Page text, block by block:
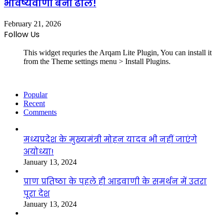
भविष्यवाणी बनी ढाल!
February 21, 2026
Follow Us
This widget requries the Arqam Lite Plugin, You can install it
from the Theme settings menu > Install Plugins.
Popular
Recent
Comments
मध्यप्रदेश के मुख्यमंत्री मोहन यादव भी नहीं जाएंगे
अयोध्या!
January 13, 2024
प्राण प्रतिष्ठा के पहले ही आडवाणी के समर्थन में उतरा
पूरा देश
January 13, 2024